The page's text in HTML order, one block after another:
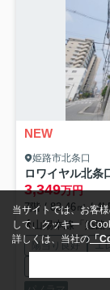
NEW
姫路市北条口
ロワイヤル北
3,349万円
7階 / 83.46㎡ /
山陽本線「姫
陽当り良好 エ
当サイトでは、お客
して、クッキー（
詳しくは、当社の「